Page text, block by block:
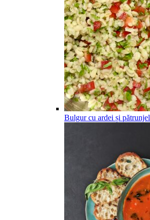
Bulgur cu ardei și pătrunjel